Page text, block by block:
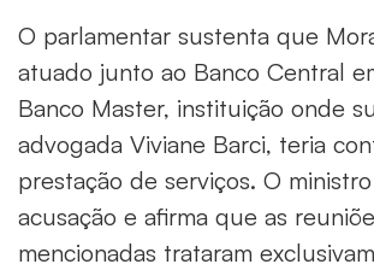
O parlamentar sustenta que
atuado junto ao Banco Central
Banco Master, instituição onde
advogada Viviane Barci, teria
prestação de serviços. O
acusação e afirma que as
mencionadas trataram